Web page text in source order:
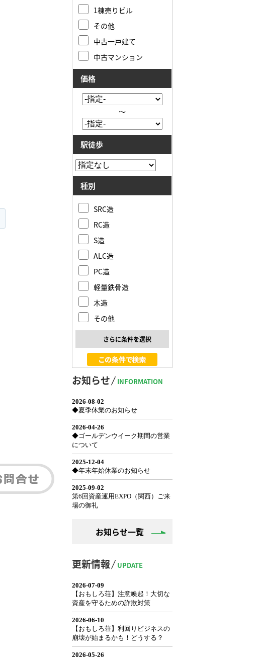
1棟売りビル
その他
中古一戸建て
中古マンション
価格
～
駅徒歩
種別
SRC造
RC造
S造
ALC造
PC造
軽量鉄骨造
木造
その他
さらに条件を選択
お知らせ INFORMATION
お知らせ一覧
更新情報 UPDATE